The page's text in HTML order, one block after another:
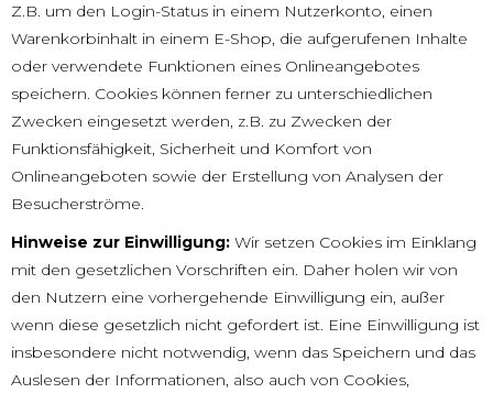
Z.B. um den Login-Status in einem Nutzerkonto, einen
Warenkorbinhalt in einem E-Shop, die aufgerufenen Inhalte
oder verwendete Funktionen eines Onlineangebotes
speichern. Cookies können ferner zu unterschiedlichen
Zwecken eingesetzt werden, z.B. zu Zwecken der
Funktionsfähigkeit, Sicherheit und Komfort von
Onlineangeboten sowie der Erstellung von Analysen der
Besucherströme.
Hinweise zur Einwilligung: Wir setzen Cookies im Einklang
mit den gesetzlichen Vorschriften ein. Daher holen wir von
den Nutzern eine vorhergehende Einwilligung ein, außer
wenn diese gesetzlich nicht gefordert ist. Eine Einwilligung ist
insbesondere nicht notwendig, wenn das Speichern und das
Auslesen der Informationen, also auch von Cookies,